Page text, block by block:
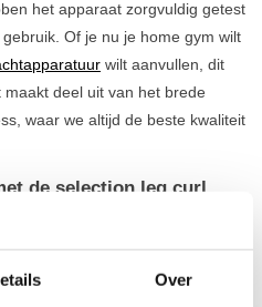
Over
het apparaat zorgvuldig getest
Of je nu je home gym wilt
wilt aanvullen, dit
deel uit van het brede
waar we altijd de beste kwaliteit
de selection leg curl
bij krachttraining. Daarom is de
het oog op comfort en
zitting, voetrol en armsteun